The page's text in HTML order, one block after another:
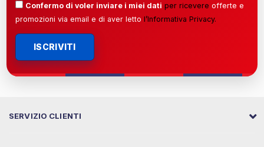
Confermo di voler inviare i miei dati per ricevere offerte e
promozioni via email e di aver letto l’Informativa Privacy.
ISCRIVITI
SERVIZIO CLIENTI